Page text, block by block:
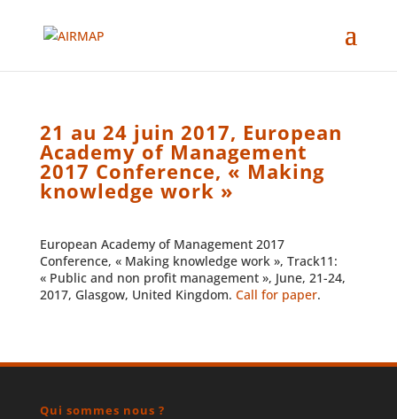
21 au 24 juin 2017, European
Academy of Management
2017 Conference, « Making
knowledge work »
European Academy of Management 2017
Conference, « Making knowledge work », Track11:
« Public and non profit management », June, 21-24,
2017, Glasgow, United Kingdom. Call for paper.
Qui sommes nous ?